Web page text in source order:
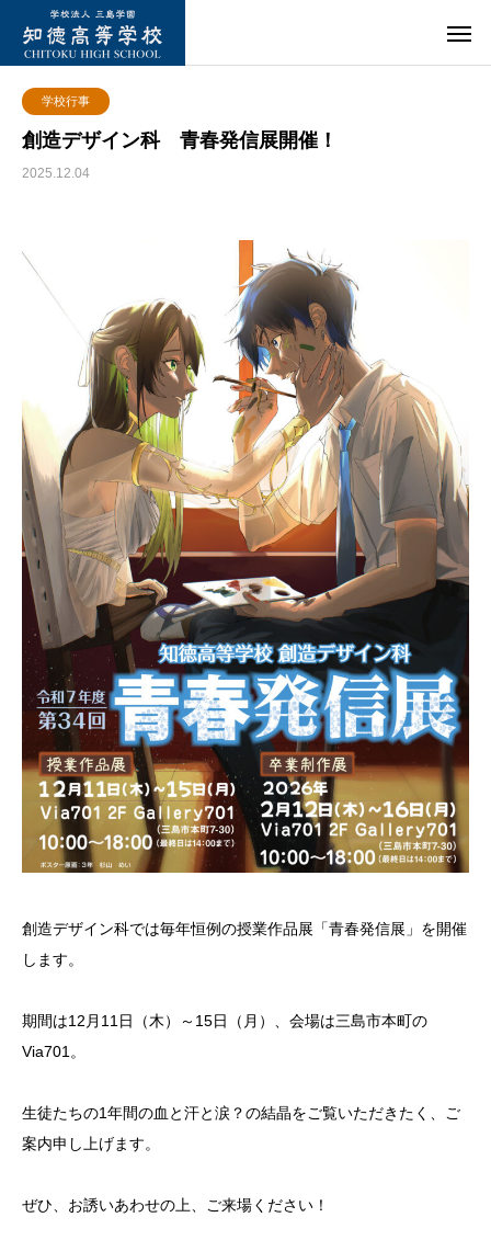
学校行事
創造デザイン科 青春発信展開催！
2025.12.04
創造デザイン科では毎年恒例の授業作品展「青春発信展」を開催
します。
期間は12月11日（木）～15日（月）、会場は三島市本町の
Via701。
生徒たちの1年間の血と汗と涙？の結晶をご覧いただきたく、ご
案内申し上げます。
ぜひ、お誘いあわせの上、ご来場ください！